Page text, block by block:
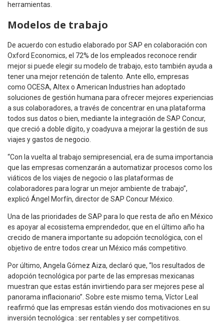
herramientas.
Modelos de trabajo
De acuerdo con estudio elaborado por SAP en colaboración con
Oxford Economics, el 72% de los empleados reconoce rendir
mejor si puede elegir su modelo de trabajo, esto también ayuda a
tener una mejor retención de talento. Ante ello, empresas
como OCESA, Altex o American Industries han adoptado
soluciones de gestión humana para ofrecer mejores experiencias
a sus colaboradores, a través de concentrar en una plataforma
todos sus datos o bien, mediante la integración de SAP Concur,
que creció a doble dígito, y coadyuva a mejorar la gestión de sus
viajes y gastos de negocio.
“Con la vuelta al trabajo semipresencial, era de suma importancia
que las empresas comenzarán a automatizar procesos como los
viáticos de los viajes de negocio o las plataformas de
colaboradores para lograr un mejor ambiente de trabajo”,
explicó Ángel Morfín, director de SAP Concur México.
Una de las prioridades de SAP para lo que resta de año en México
es apoyar al ecosistema emprendedor, que en el último año ha
crecido de manera importante su adopción tecnológica, con el
objetivo de entre todos crear un México más competitivo.
Por último, Angela Gómez Aiza, declaró que, “los resultados de
adopción tecnológica por parte de las empresas mexicanas
muestran que estas están invirtiendo para ser mejores pese al
panorama inflacionario”. Sobre este mismo tema, Víctor Leal
reafirmó que las empresas están viendo dos motivaciones en su
inversión tecnológica : ser rentables y ser competitivos.